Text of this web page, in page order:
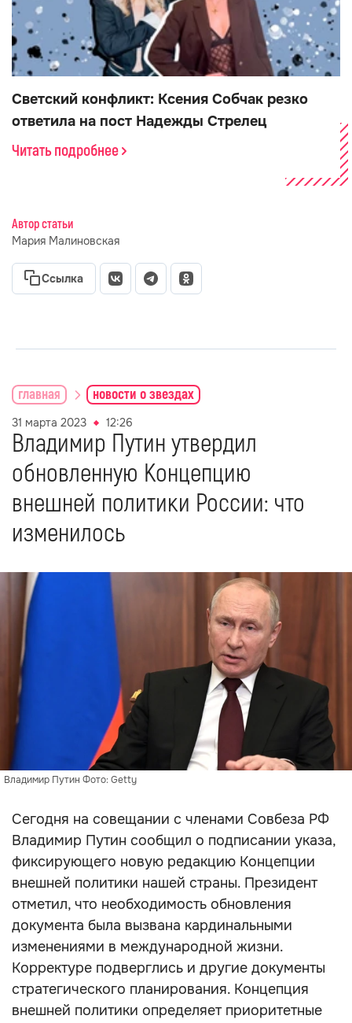
Светский конфликт: Ксения Собчак резко
ответила на пост Надежды Стрелец
Читать подробнее
Автор статьи
Мария Малиновская
Ссылка
главная новости о звездах
31 марта 2023 12:26
Владимир Путин утвердил
обновленную Концепцию
внешней политики России: что
изменилось
Владимир Путин Фото: Getty
Сегодня на совещании с членами Совбеза РФ
Владимир Путин сообщил о подписании указа,
фиксирующего новую редакцию Концепции
внешней политики нашей страны. Президент
отметил, что необходимость обновления
документа была вызвана кардинальными
изменениями в международной жизни.
Корректуре подверглись и другие документы
стратегического планирования. Концепция
внешней политики определяет приоритетные